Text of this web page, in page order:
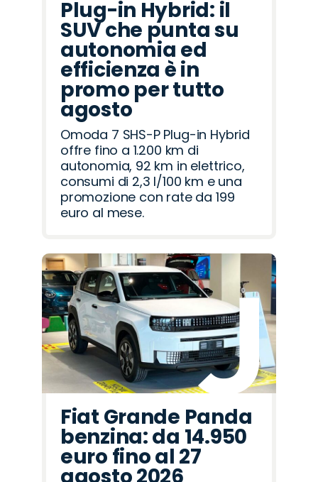
Plug-in Hybrid: il
SUV che punta su
autonomia ed
efficienza è in
promo per tutto
agosto
Omoda 7 SHS-P Plug-in Hybrid
offre fino a 1.200 km di
autonomia, 92 km in elettrico,
consumi di 2,3 l/100 km e una
promozione con rate da 199
euro al mese.
Fiat Grande Panda
benzina: da 14.950
euro fino al 27
agosto 2026